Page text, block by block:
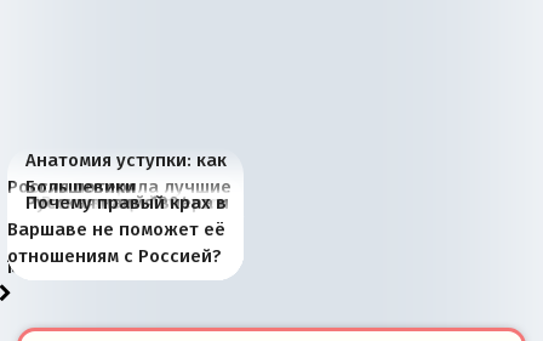
Анатомия уступки: как
Россия потеряла лучшие
рыбопромысловые
районы Баренцева
моря
Большевики
отличаются от «Яблока»
тем, что они -
победители
Киевская марионетка
Запада рассказала о
«переобувании» хозяев
В России назрели
перемены: 15 шагов к
суверенной экономике
Миграционный пожар
Европы
Россия начинает
сбрасывать балласт
Анкориджа
Россия зимой 1904
года: первые уступки во
внутренней политике
Русская нация вчера и
сегодня
Почему правый крах в
Варшаве не поможет её
отношениям с Россией?